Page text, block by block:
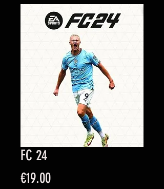
FC 24
€19.00Price